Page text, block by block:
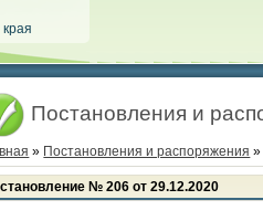
Постановления и
» Постановления и распоряжения »
№ 206 от 29.12.2020